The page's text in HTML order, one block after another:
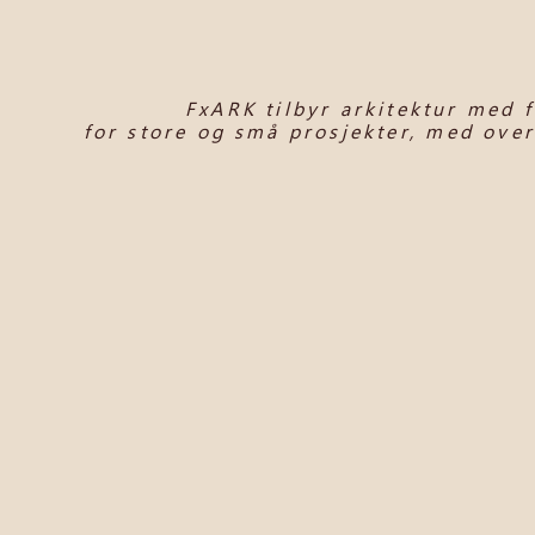
FxARK tilbyr arkitektur med
for store og små prosjekter, med